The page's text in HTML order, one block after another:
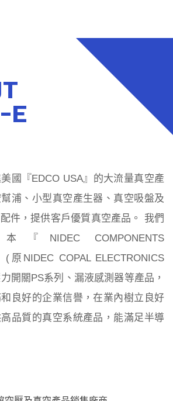
E
國『EDCO USA』的大流量真空產
浦、小型真空產生器、真空吸盤及
件，提供客戶優質真空產品。 我們
NIDEC COMPONENTS
(原NIDEC COPAL ELECTRONICS
開關PS系列、漏液感測器等產品，
良好的企業信譽，在業內樹立良好
品質的真空系統產品，能滿足半導